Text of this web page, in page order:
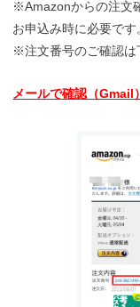
※Amazonからの注文
お申込み時に必要です
※注文番号のご確認は
メールで確認（Gmail）